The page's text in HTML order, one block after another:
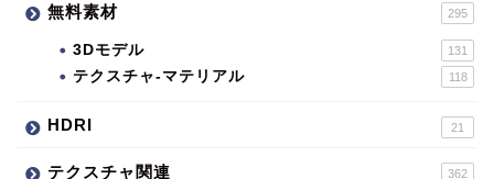
無料素材 295
3Dモデル 131
テクスチャ-マテリアル 118
HDRI 21
テクスチャ関連 362